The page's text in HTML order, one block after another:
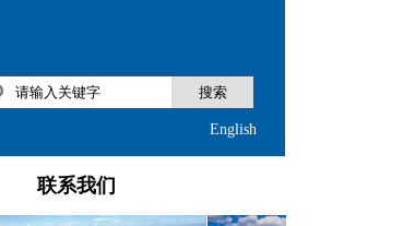
搜索
English
联系我们